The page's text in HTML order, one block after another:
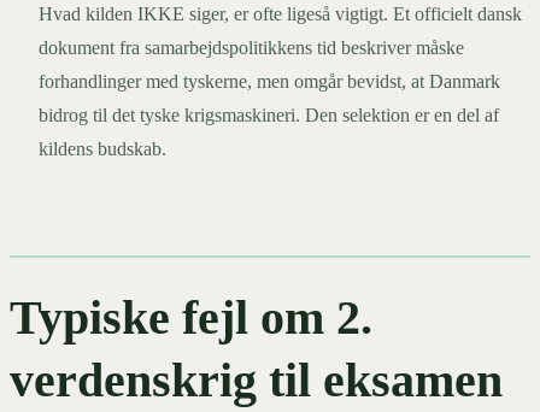
Hvad kilden IKKE siger, er ofte ligeså vigtigt. Et officielt dansk
dokument fra samarbejdspolitikkens tid beskriver måske
forhandlinger med tyskerne, men omgår bevidst, at Danmark
bidrog til det tyske krigsmaskineri. Den selektion er en del af
kildens budskab.
Typiske fejl om 2.
verdenskrig til eksamen